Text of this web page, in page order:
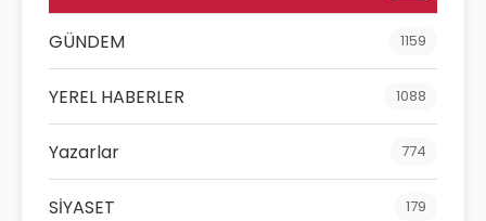
GÜNDEM 1159
YEREL HABERLER 1088
Yazarlar 774
SİYASET 179